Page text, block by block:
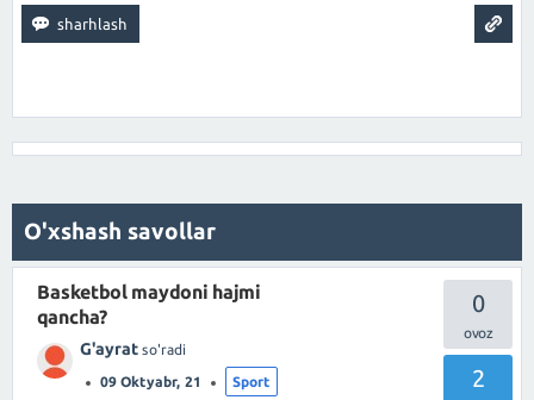
O'xshash savollar
0
2
Basketbol maydoni hajmi
qancha?
G'ayrat so'radi
09 Oktyabr, 21 Sport